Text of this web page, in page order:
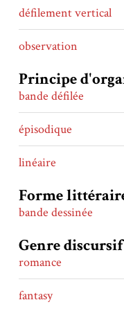
défilement vertical
observation
Principe
bande défilée
épisodique
linéaire
Forme
bande dessinée
Genre discursif
romance
fantasy